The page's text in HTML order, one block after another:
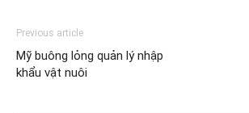
Previous article
Mỹ buông lỏng quản lý nhập
khẩu vật nuôi